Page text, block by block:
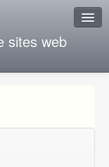
sites web